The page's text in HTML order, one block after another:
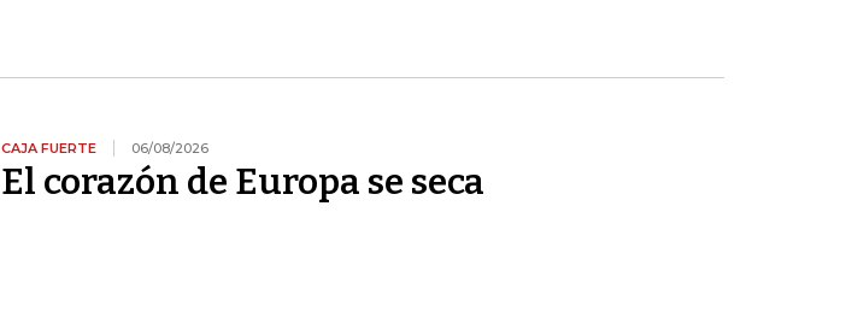
CAJA FUERTE 06/08/2026
El corazón de Europa se seca